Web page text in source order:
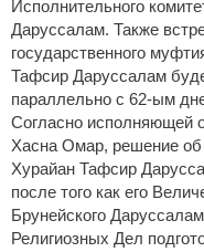
Исполнительного
Даруссалам. Также
государственного
Тафсир Даруссалам
параллельно с 62-ым
Согласно исполняющей
Хасна Омар, решение
Хурайан Тафсир
после того как его
Брунейского
Религиозных Дел